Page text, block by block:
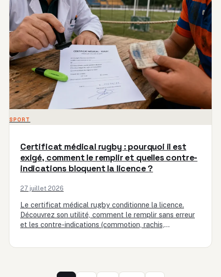
SPORT
Certificat médical rugby : pourquoi il est
exigé, comment le remplir et quelles contre-
indications bloquent la licence ?
27 juillet 2026
Le certificat médical rugby conditionne la licence.
Découvrez son utilité, comment le remplir sans erreur
et les contre-indications (commotion, rachis,